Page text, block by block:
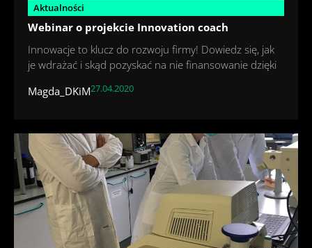
Aktualności
Webinar o projekcie Innovation coach
Innowacje to klucz do rozwoju firmy! Dowiedz się, jak
je wdrażać i skąd pozyskać na nie finansowanie dzięki
Magda_DKiM27.04.2020